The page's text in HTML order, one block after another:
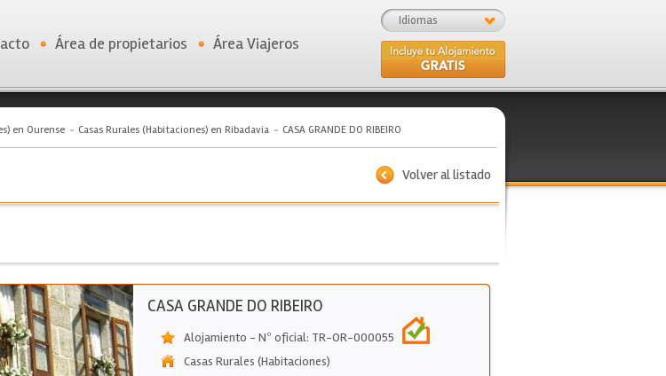
Idiomas
Área de propietarios Área Viajeros
en Ourense Casas Rurales (Habitaciones) en Ribadavia CASA GRANDE DO RIBEIRO
Volver al listado
CASA GRANDE DO RIBEIRO
Alojamiento - Nº oficial: TR-OR-000055
Casas Rurales (Habitaciones)